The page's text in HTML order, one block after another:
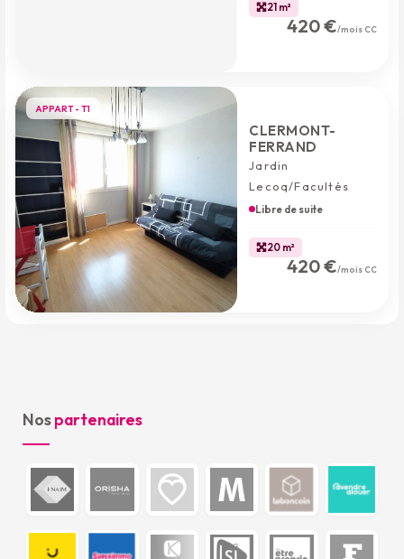
21 m²
420 €/mois CC
APPART - T1
CLERMONT-
FERRAND
Jardin
Lecoq/Facultés
Libre de suite
20 m²
420 €/mois CC
Nospartenaires